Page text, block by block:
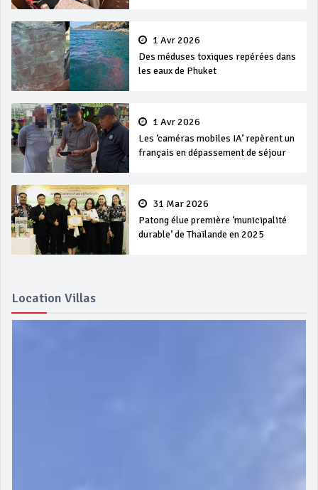
1 Avr 2026
Des méduses toxiques repérées dans
les eaux de Phuket
1 Avr 2026
Les ‘caméras mobiles IA’ repèrent un
français en dépassement de séjour
31 Mar 2026
Patong élue première ‘municipalité
durable’ de Thaïlande en 2025
Location Villas